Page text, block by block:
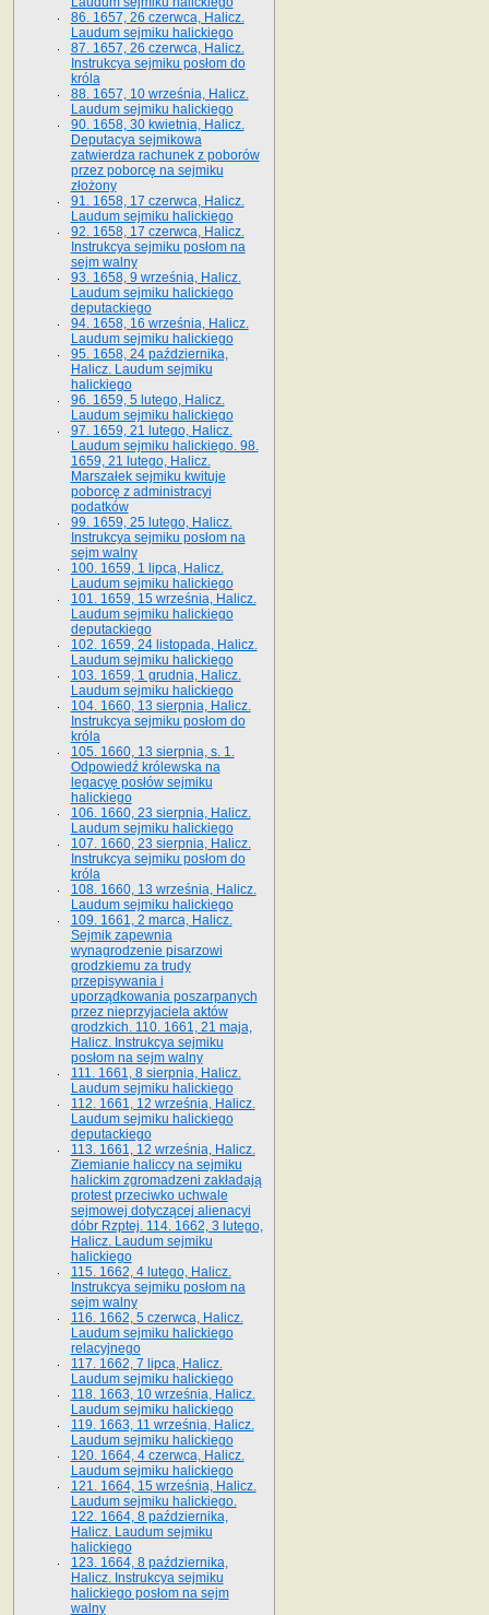
86. 1657, 26 czerwca, Halicz.
Laudum sejmiku halickiego
87. 1657, 26 czerwca, Halicz.
Instrukcya sejmiku posłom do
króla
88. 1657, 10 września, Halicz.
Laudum sejmiku halickiego
90. 1658, 30 kwietnia, Halicz.
Deputacya sejmikowa
zatwierdza rachunek z poborów
przez poborcę na sejmiku
złożony
91. 1658, 17 czerwca, Halicz.
Laudum sejmiku halickiego
92. 1658, 17 czerwca, Halicz.
Instrukcya sejmiku posłom na
sejm walny
93. 1658, 9 września, Halicz.
Laudum sejmiku halickiego
deputackiego
94. 1658, 16 września, Halicz.
Laudum sejmiku halickiego
95. 1658, 24 października,
Halicz. Laudum sejmiku
halickiego
96. 1659, 5 lutego, Halicz.
Laudum sejmiku halickiego
97. 1659, 21 lutego, Halicz.
Laudum sejmiku halickiego. 98.
1659, 21 lutego, Halicz.
Marszałek sejmiku kwituje
poborcę z administracyi
podatków
99. 1659, 25 lutego, Halicz.
Instrukcya sejmiku posłom na
sejm walny
100. 1659, 1 lipca, Halicz.
Laudum sejmiku halickiego
101. 1659, 15 września, Halicz.
Laudum sejmiku halickiego
deputackiego
102. 1659, 24 listopada, Halicz.
Laudum sejmiku halickiego
103. 1659, 1 grudnia, Halicz.
Laudum sejmiku halickiego
104. 1660, 13 sierpnia, Halicz.
Instrukcya sejmiku posłom do
króla
105. 1660, 13 sierpnia, s. 1.
Odpowiedź królewska na
legacyę posłów sejmiku
halickiego
106. 1660, 23 sierpnia, Halicz.
Laudum sejmiku halickiego
107. 1660, 23 sierpnia, Halicz.
Instrukcya sejmiku posłom do
króla
108. 1660, 13 września, Halicz.
Laudum sejmiku halickiego
109. 1661, 2 marca, Halicz.
Sejmik zapewnia
wynagrodzenie pisarzowi
grodzkiemu za trudy
przepisywania i
uporządkowania poszarpanych
przez nieprzyjaciela aktów
grodzkich. 110. 1661, 21 maja,
Halicz. Instrukcya sejmiku
posłom na sejm walny
111. 1661, 8 sierpnia, Halicz.
Laudum sejmiku halickiego
112. 1661, 12 września, Halicz.
Laudum sejmiku halickiego
deputackiego
113. 1661, 12 września, Halicz.
Ziemianie haliccy na sejmiku
halickim zgromadzeni zakładają
protest przeciwko uchwale
sejmowej dotyczącej alienacyi
dóbr Rzptej. 114. 1662, 3 lutego,
Halicz. Laudum sejmiku
halickiego
115. 1662, 4 lutego, Halicz.
Instrukcya sejmiku posłom na
sejm walny
116. 1662, 5 czerwca, Halicz.
Laudum sejmiku halickiego
relacyjnego
117. 1662, 7 lipca, Halicz.
Laudum sejmiku halickiego
118. 1663, 10 września, Halicz.
Laudum sejmiku halickiego
119. 1663, 11 września, Halicz.
Laudum sejmiku halickiego
120. 1664, 4 czerwca, Halicz.
Laudum sejmiku halickiego
121. 1664, 15 września, Halicz.
Laudum sejmiku halickiego.
122. 1664, 8 października,
Halicz. Laudum sejmiku
halickiego
123. 1664, 8 października,
Halicz. Instrukcya sejmiku
halickiego posłom na sejm
walny